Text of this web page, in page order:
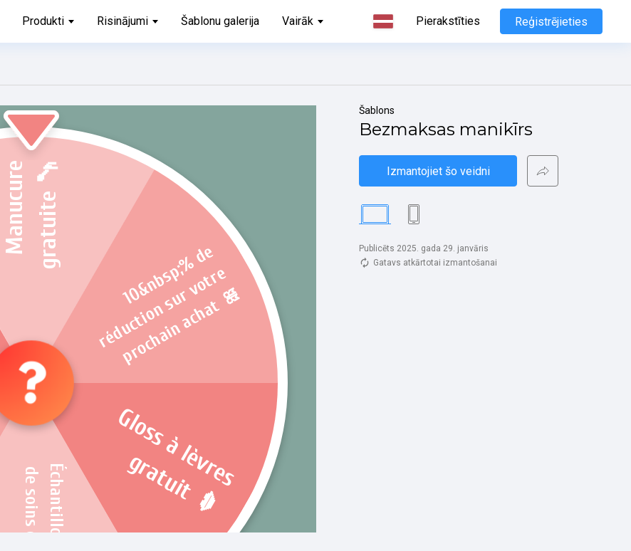
Produkti Risinājumi Šablonu galerija Vairāk Pierakstīties Reģistrējieties
Šablons
Bezmaksas manikīrs
Izmantojiet šo veidni
Publicēts 2025. gada 29. janvāris
Gatavs atkārtotai izmantošanai